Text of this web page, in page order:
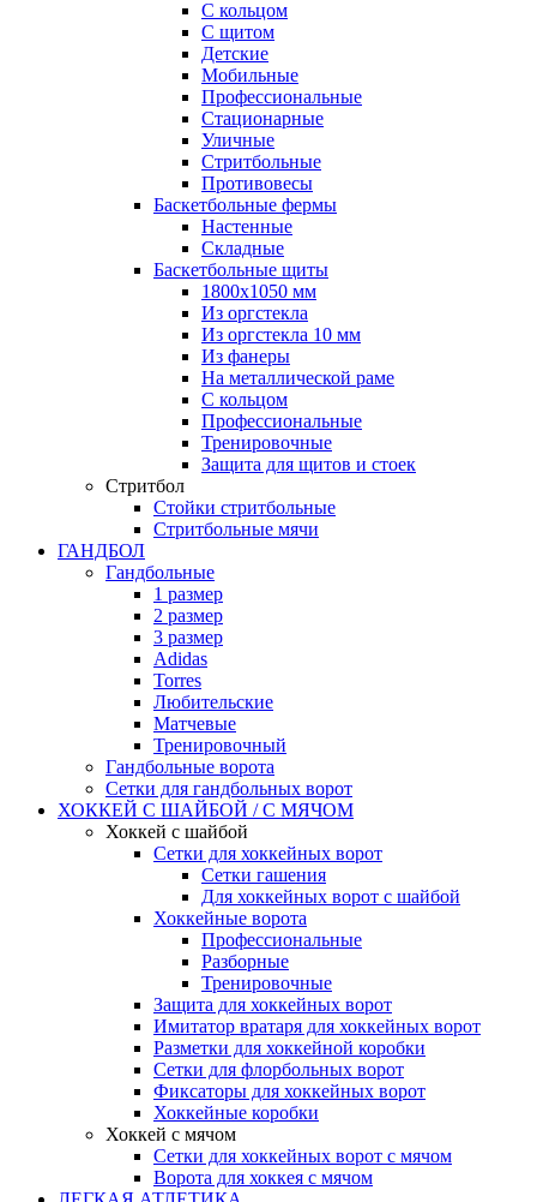
С кольцом
С щитом
Детские
Мобильные
Профессиональные
Стационарные
Уличные
Стритбольные
Противовесы
Баскетбольные фермы
Настенные
Складные
Баскетбольные щиты
1800х1050 мм
Из оргстекла
Из оргстекла 10 мм
Из фанеры
На металлической раме
С кольцом
Профессиональные
Тренировочные
Защита для щитов и стоек
Стритбол
Стойки стритбольные
Стритбольные мячи
ГАНДБОЛ
Гандбольные
1 размер
2 размер
3 размер
Adidas
Torres
Любительские
Матчевые
Тренировочный
Гандбольные ворота
Сетки для гандбольных ворот
ХОККЕЙ С ШАЙБОЙ / С МЯЧОМ
Хоккей с шайбой
Сетки для хоккейных ворот
Сетки гашения
Для хоккейных ворот с шайбой
Хоккейные ворота
Профессиональные
Разборные
Тренировочные
Защита для хоккейных ворот
Имитатор вратаря для хоккейных ворот
Разметки для хоккейной коробки
Сетки для флорбольных ворот
Фиксаторы для хоккейных ворот
Хоккейные коробки
Хоккей с мячом
Сетки для хоккейных ворот с мячом
Ворота для хоккея с мячом